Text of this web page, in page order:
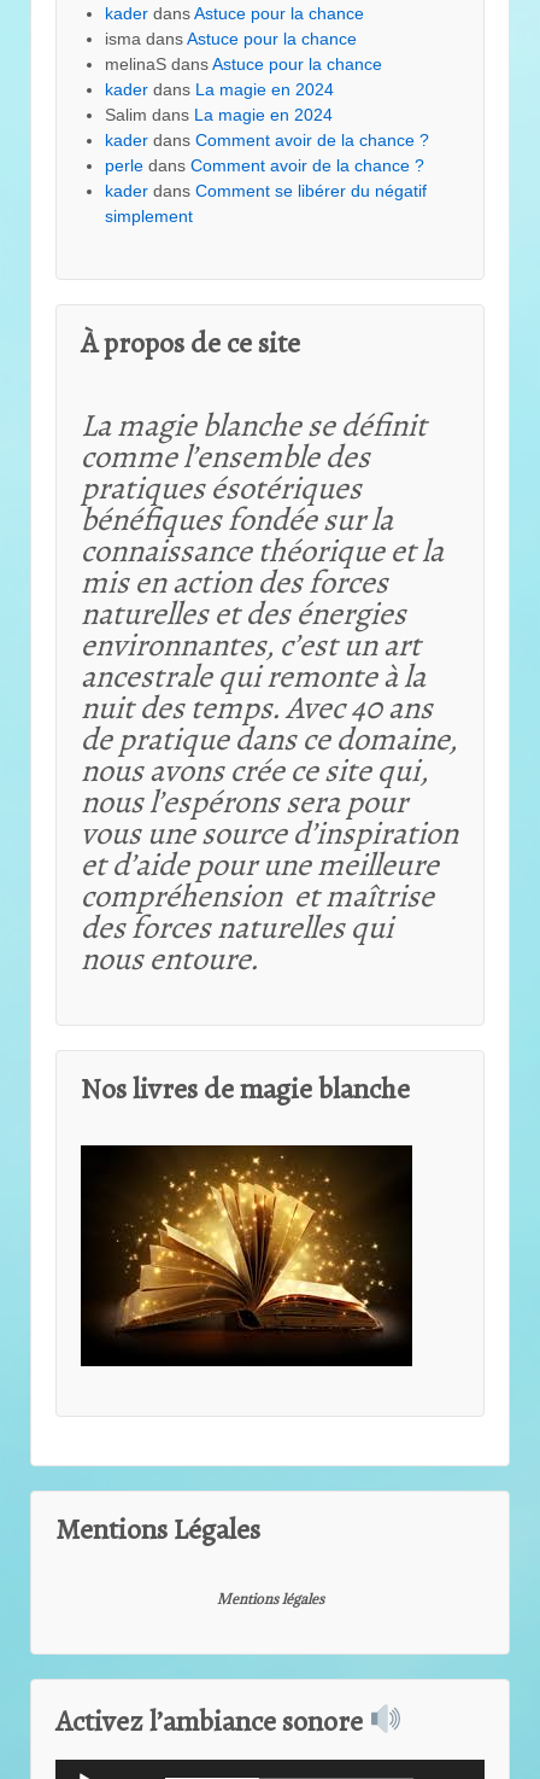
kader dansAstuce pour la chance
isma dansAstuce pour la chance
melinaS dansAstuce pour la chance
kader dans La magie en 2024
Salim dans La magie en 2024
kader dans Comment avoir de la chance ?
perle dans Comment avoir de la chance ?
kader dans Comment se libérer du négatif
simplement
À propos de ce site
La magie blanche se définit
comme l’ensemble des
pratiques ésotériques
bénéfiques fondée sur la
connaissance théorique etla
mis en action des forces
naturelles et des énergies
environnantes, c’est un art
ancestrale qui remonte à la
nuit des temps. Avec 40 ans
de pratique dans ce domaine,
nous avons crée ce site qui,
nous l’espérons sera pour
vous une source d’inspiration
et d’aide pour une meilleure
compréhension et maîtrise
des forces naturelles qui
nous entoure.
Nos livres de magie blanche
Mentions Légales
Mentions légales
Activez l’ambiance sonore